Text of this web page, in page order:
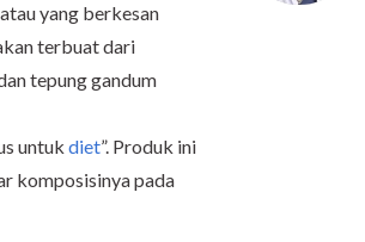
yang berkesan
terbuat dari
tepung gandum
untuk diet”. Produk ini
komposisinya pada